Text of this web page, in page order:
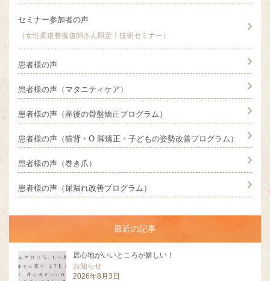
セミナー参加者の声
（女性柔道整復復師さん限定！技術セミナー）
患者様の声
患者様の声（マタニティケア）
患者様の声（産後の骨盤矯正プログラム）
患者様の声（猫背・O 脚矯正・子どもの姿勢改善プログラム）
患者様の声（巻き爪）
患者様の声（尿漏れ改善プログラム）
最近の記事
居心地がいいところが嬉しい！
お知らせ
2026年8月3日